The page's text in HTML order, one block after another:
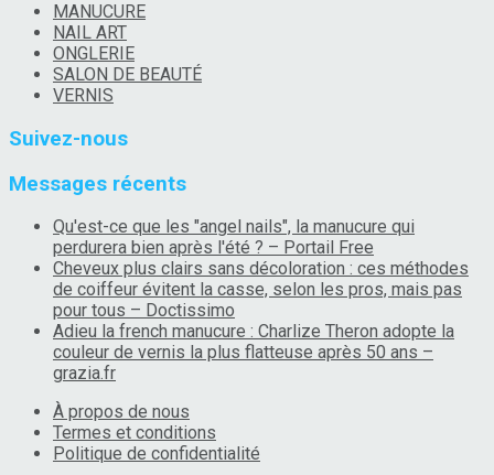
MANUCURE
NAIL ART
ONGLERIE
SALON DE BEAUTÉ
VERNIS
Suivez-nous
Messages récents
Qu'est-ce que les "angel nails", la manucure qui
perdurera bien après l'été ? – Portail Free
Cheveux plus clairs sans décoloration : ces méthodes
de coiffeur évitent la casse, selon les pros, mais pas
pour tous – Doctissimo
Adieu la french manucure : Charlize Theron adopte la
couleur de vernis la plus flatteuse après 50 ans –
grazia.fr
À propos de nous
Termes et conditions
Politique de confidentialité